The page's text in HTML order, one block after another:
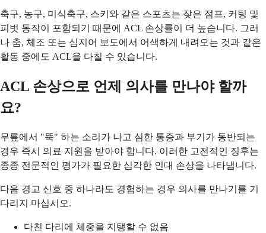
축구, 농구, 미식축구, 스키와 같은 스포츠는 잦은 점프, 커팅 및
피벗 동작이 포함되기 때문에 ACL 손상률이 더 높습니다. 그러
나 춤, 체조 또는 심지어 보도에서 어색하게 내려오는 것과 같은
활동 중에도 ACL을 다칠 수 있습니다.
ACL 손상으로 언제 의사를 만나야 할까
요?
무릎에서 "뚝" 하는 소리가 나고 심한 통증과 부기가 동반되는
경우 즉시 의료 지원을 받아야 합니다. 이러한 고전적인 징후는
종종 전문적인 평가가 필요한 심각한 인대 손상을 나타냅니다.
다음 경고 신호 중 하나라도 경험하는 경우 의사를 만나기를 기
다리지 마십시오.
다친 다리에 체중을 지탱할 수 없음